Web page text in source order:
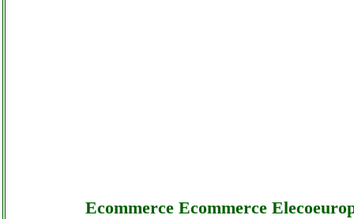
Ecommerce Ecommerce